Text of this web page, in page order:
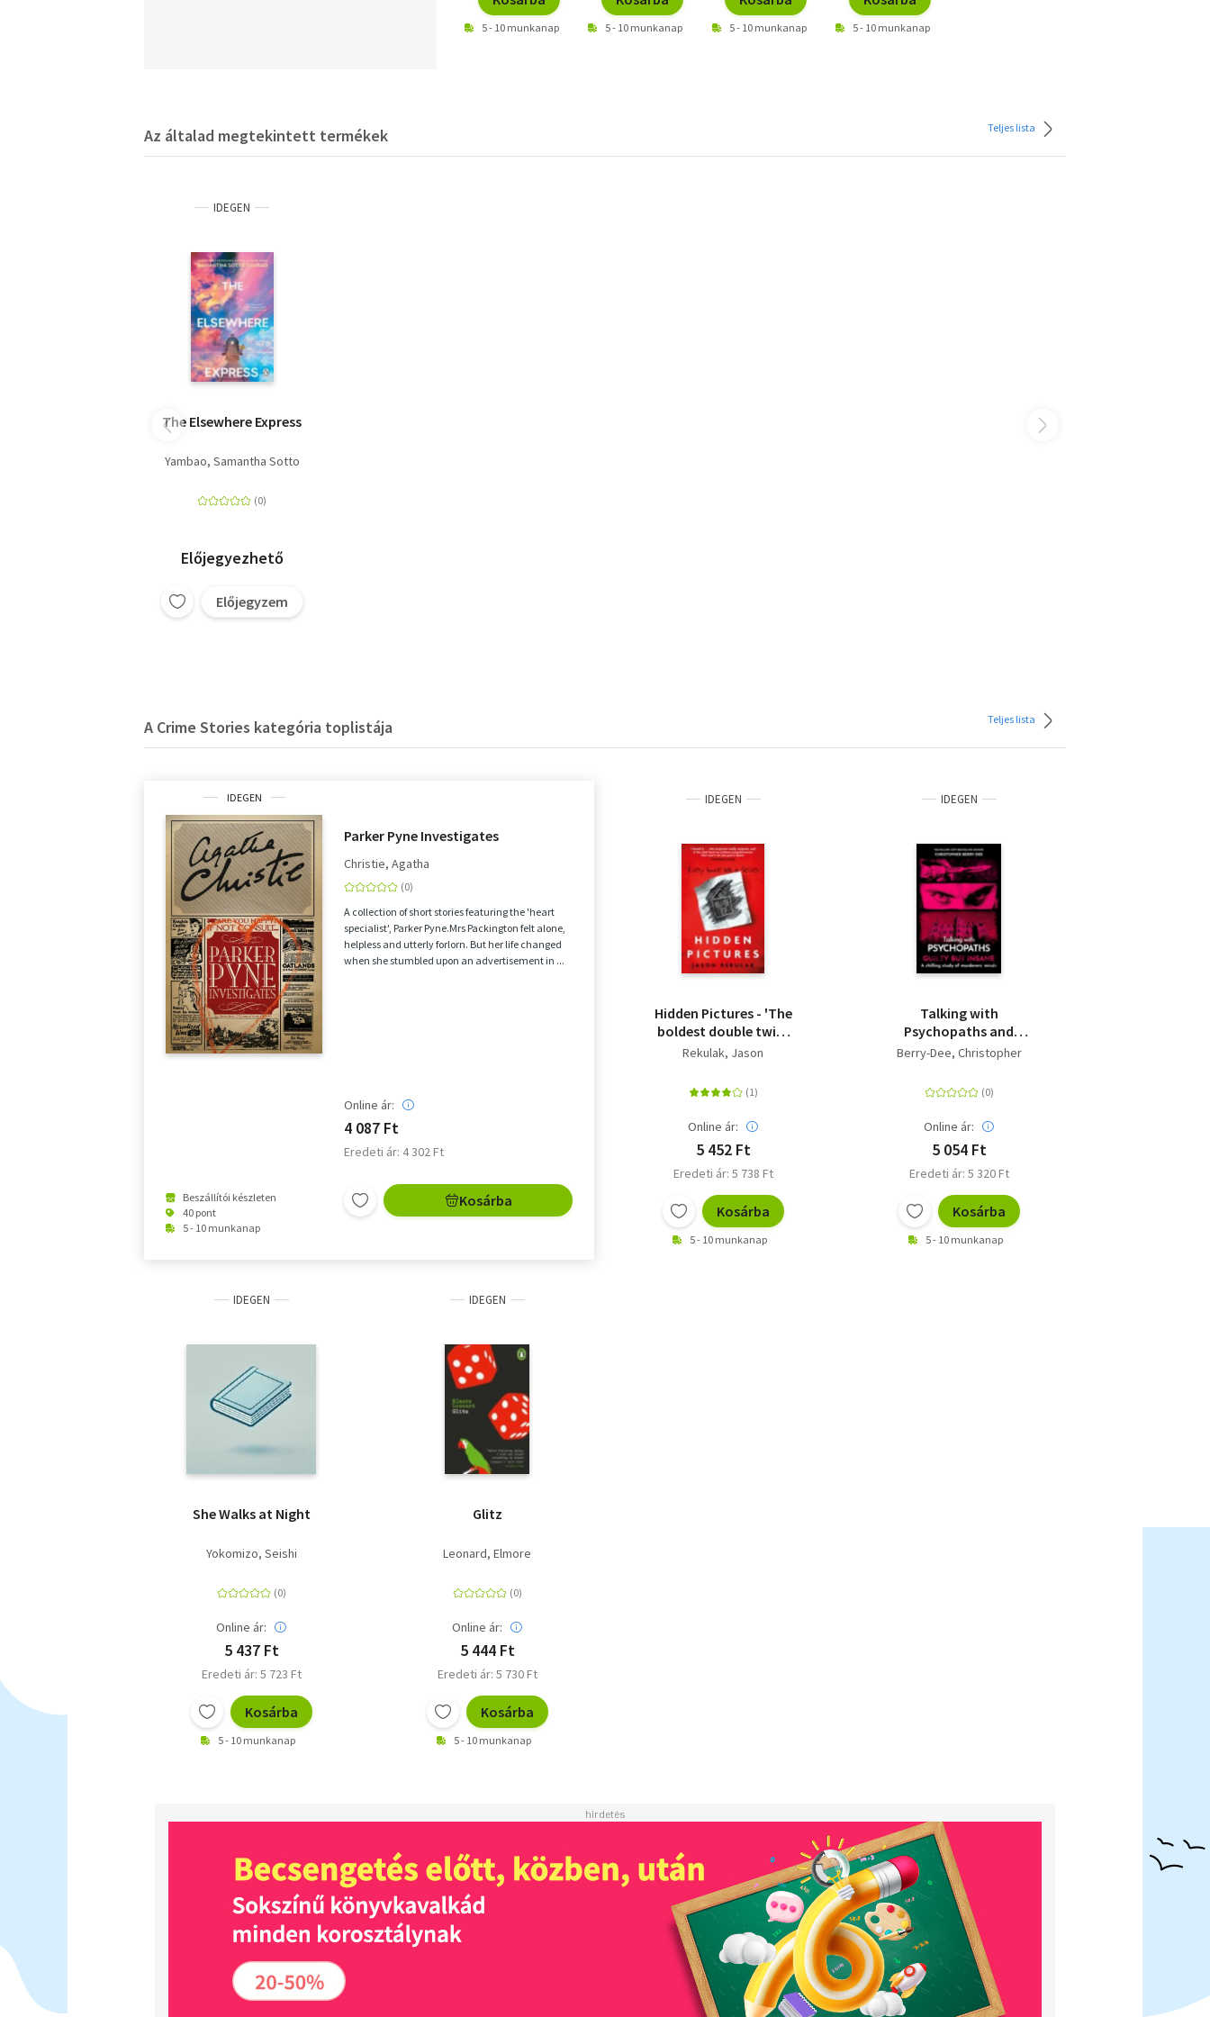
5 - 10 munkanap 5 - 10 munkanap 5 - 10 munkanap 5 - 10 munkanap
Az általad megtekintett termékek Teljes lista
IDEGEN
The Elsewhere Express
Yambao, Samantha Sotto
Előjegyezhető
Előjegyzem
A Crime Stories kategória toplistája Teljes lista
IDEGEN
Beszállítói készleten
40 pont
5 - 10 munkanap
Parker Pyne Investigates
Christie, Agatha
A collection of short stories featuring the 'heart
specialist', Parker Pyne.Mrs Packington felt alone,
helpless and utterly forlorn. But her life changed
when she stumbled upon an advertisement in ...
Online ár:
4 087 Ft
Eredeti ár: 4 302 Ft
Kosárba
IDEGEN
Hidden Pictures - 'The
boldest double twist
of the year' The Times
Rekulak, Jason
Online ár:
5 452 Ft
Eredeti ár: 5 738 Ft
Kosárba
5 - 10 munkanap
IDEGEN
Talking with
Psychopaths and
Savages: Guilty but
Berry-Dee, Christopher
Online ár:
5 054 Ft
Eredeti ár: 5 320 Ft
Kosárba
5 - 10 munkanap
IDEGEN
She Walks at Night
Yokomizo, Seishi
Online ár:
5 437 Ft
Eredeti ár: 5 723 Ft
Kosárba
5 - 10 munkanap
IDEGEN
Glitz
Leonard, Elmore
Online ár:
5 444 Ft
Eredeti ár: 5 730 Ft
Kosárba
5 - 10 munkanap